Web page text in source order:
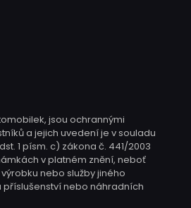
jsou ochrannými
a jejich uvedení je v souladu
1 písm. c) zákona č. 441/2003
v platném znění, neboť
nebo služby jiného
nebo náhradních